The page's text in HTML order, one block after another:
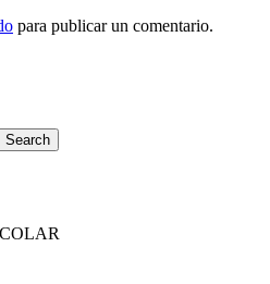
para publicar un comentario.